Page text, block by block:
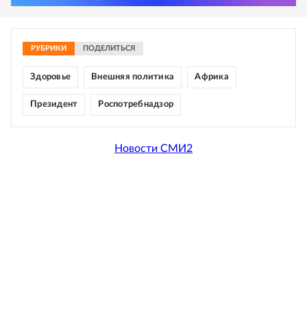
РУБРИКИ ПОДЕЛИТЬСЯ
Здоровье Внешняя политика Африка
Президент Роспотребнадзор
Новости СМИ2